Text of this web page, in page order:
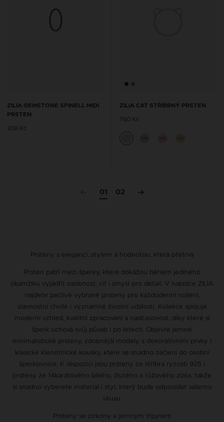
ZILIA GEMSTONE SPINELL MIDI
PRSTEN
308 Kč
ZILIA CAT STŘÍBRNÝ PRSTEN
750 Kč
01 02
Prsteny s elegancí, stylem a hodnotou, která přetrvá
Prsten patří mezi šperky, které dokážou během jediného
okamžiku vyjádřit osobnost, cit i smysl pro detail. V nabídce ZILIA
najdete pečlivě vybrané prsteny pro každodenní nošení,
slavnostní chvíle i významné životní události. Kolekce spojuje
moderní vzhled, kvalitní zpracování a nadčasovost, díky které si
šperk uchová svůj půvab i po letech. Objevte jemné
minimalistické prsteny, zdobnější modely s dekorativními prvky i
klasické klenotnické kousky, které se snadno začlení do osobní
šperkovnice. K dispozici jsou prsteny ze stříbra ryzosti 925 i
prsteny ze 14karátového bílého, žlutého a růžového zlata, takže
si snadno vyberete materiál i styl, který bude odpovídat vašemu
vkusu.
Prsteny se zirkony a jemným třpytem